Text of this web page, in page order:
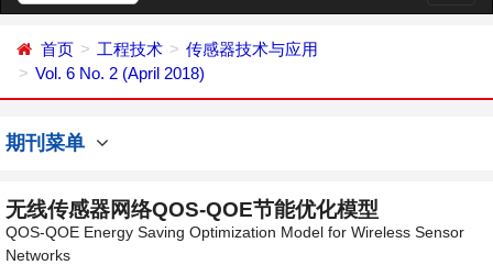
换
首页 工程技术
传感器技术与应用
Vol. 6 No. 2 (April 2018)
期刊菜单
无线传感器网络QOS-QOE节能优化模型
QOS-QOE Energy Saving Optimization Model for Wireless Sensor
Networks